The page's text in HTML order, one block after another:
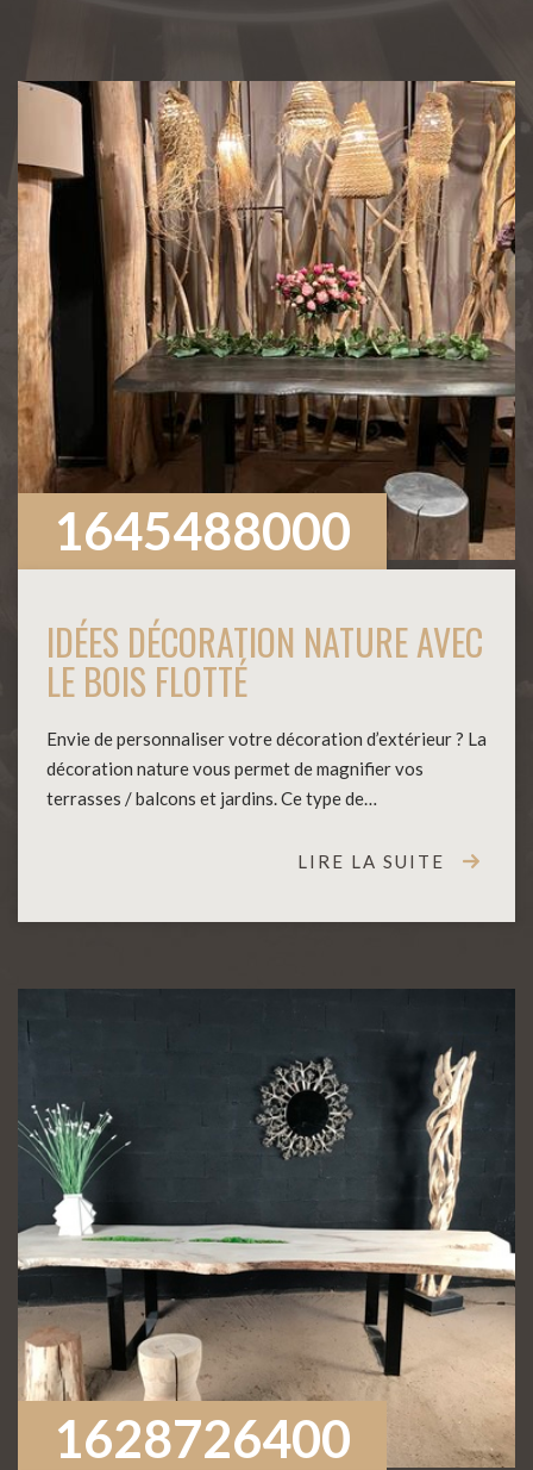
1645488000
IDÉES DÉCORATION NATURE AVEC
LE BOIS FLOTTÉ
Envie de personnaliser votre décoration d’extérieur ? La
décoration nature vous permet de magnifier vos
terrasses / balcons et jardins. Ce type de…
LIRE LA SUITE
1628726400